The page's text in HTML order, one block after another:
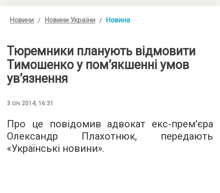
Новини Новини України Новина
Тюремники планують відмовити
Тимошенко у пом’якшенні умов
ув’язнення
3 січ 2014, 16:31
Про це повідомив адвокат екс-прем'єра
Олександр Плахотнюк, передають
«Українські новини».